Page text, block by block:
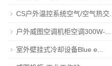
CS户外温控系统空气/空气热交...
户外威图空调机柜空调300W-...
室外壁挂式冷却设备Blue e...